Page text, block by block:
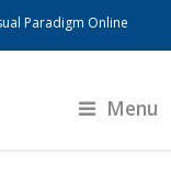
Paradigm Online
Menu